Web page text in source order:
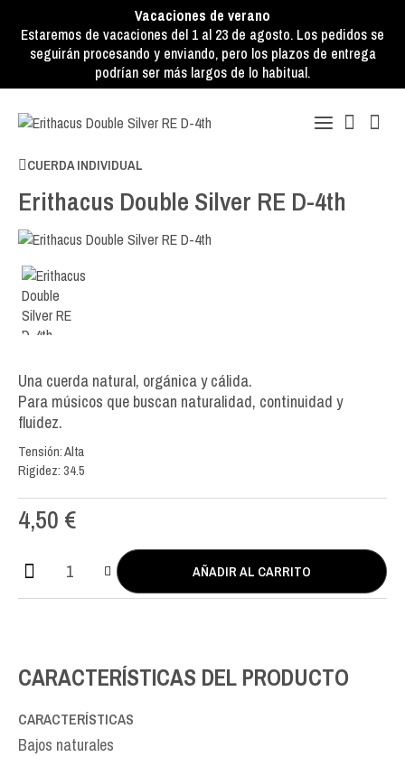
Vacaciones de verano
Estaremos de vacaciones del 1 al 23 de agosto. Los pedidos se
seguirán procesando y enviando, pero los plazos de entrega
podrían ser más largos de lo habitual.
CUERDA INDIVIDUAL
Erithacus Double Silver RE D-4th
Una cuerda natural, orgánica y cálida.
Para músicos que buscan naturalidad, continuidad y
fluidez.
Tensión: Alta
Rigidez: 34.5
4,50 €
Erithacus
Double
4th
AÑADIR AL CARRITO
CARACTERÍSTICAS DEL PRODUCTO
CARACTERÍSTICAS
Bajos naturales